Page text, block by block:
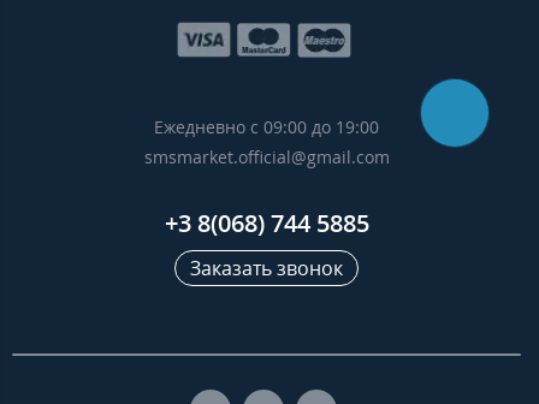
Ежедневно с 09:00 до 19:00
smsmarket.official@gmail.com
+3 8(068) 744 5885
Заказать звонок